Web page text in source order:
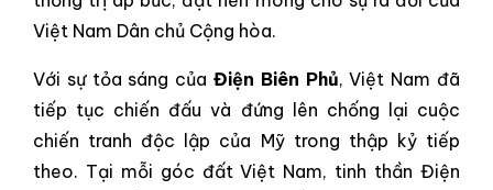
Việt Nam Dân chủ Cộng hòa.
Với sự tỏa sáng của Điện Biên Phủ, Việt Nam đã
tiếp tục chiến đấu và đứng lên chống lại cuộc
chiến tranh độc lập của Mỹ trong thập kỷ tiếp
theo. Tại mỗi góc đất Việt Nam, tinh thần Điện